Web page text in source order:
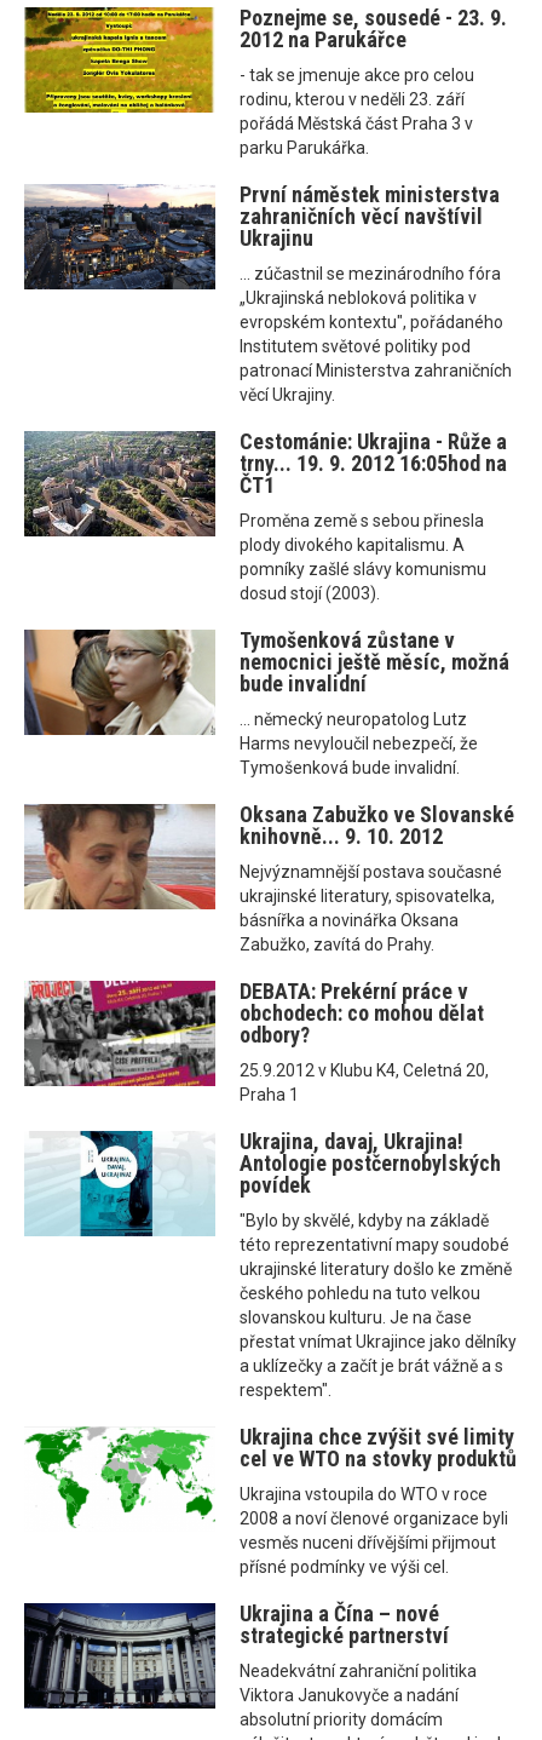
Poznejme se, sousedé - 23. 9.
2012 na Parukářce
- tak se jmenuje akce pro celou
rodinu, kterou v neděli 23. září
pořádá Městská část Praha 3 v
parku Parukářka.
První náměstek ministerstva
zahraničních věcí navštívil
Ukrajinu
... zúčastnil se mezinárodního fóra
„Ukrajinská nebloková politika v
evropském kontextu", pořádaného
Institutem světové politiky pod
patronací Ministerstva zahraničních
věcí Ukrajiny.
Cestománie: Ukrajina - Růže a
trny... 19. 9. 2012 16:05hod na
ČT1
Proměna země s sebou přinesla
plody divokého kapitalismu. A
pomníky zašlé slávy komunismu
dosud stojí (2003).
Tymošenková zůstane v
nemocnici ještě měsíc, možná
bude invalidní
... německý neuropatolog Lutz
Harms nevyloučil nebezpečí, že
Tymošenková bude invalidní.
Oksana Zabužko ve Slovanské
knihovně... 9. 10. 2012
Nejvýznamnější postava současné
ukrajinské literatury, spisovatelka,
básnířka a novinářka Oksana
Zabužko, zavítá do Prahy.
DEBATA: Prekérní práce v
obchodech: co mohou dělat
odbory?
25.9.2012 v Klubu K4, Celetná 20,
Praha 1
Ukrajina, davaj, Ukrajina!
Antologie postčernobylských
povídek
"Bylo by skvělé, kdyby na základě
této reprezentativní mapy soudobé
ukrajinské literatury došlo ke změně
českého pohledu na tuto velkou
slovanskou kulturu. Je na čase
přestat vnímat Ukrajince jako dělníky
a uklízečky a začít je brát vážně a s
respektem".
Ukrajina chce zvýšit své limity
cel ve WTO na stovky produktů
Ukrajina vstoupila do WTO v roce
2008 a noví členové organizace byli
vesměs nuceni dřívějšími přijmout
přísné podmínky ve výši cel.
Ukrajina a Čína – nové
strategické partnerství
Neadekvátní zahraniční politika
Viktora Janukovyče a nadání
absolutní priority domácím